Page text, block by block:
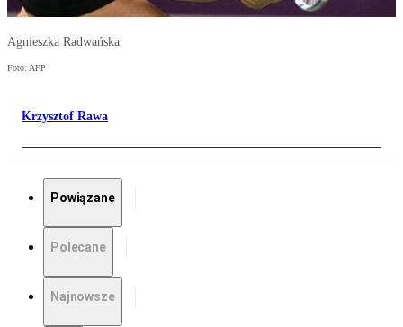
Agnieszka Radwańska
Foto: AFP
Krzysztof Rawa
Powiązane
Polecane
Najnowsze